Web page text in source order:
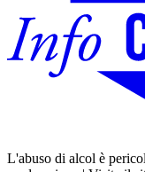
L'abuso di alcol è